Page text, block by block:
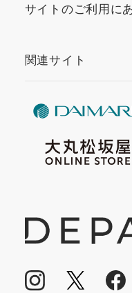
サイトのご利用に
関連サイト